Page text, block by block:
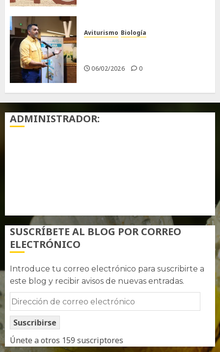
Aviturismo Biología
06/02/2026 0
ADMINISTRADOR:
SUSCRÍBETE AL BLOG POR CORREO
ELECTRÓNICO
Introduce tu correo electrónico para suscribirte a
este blog y recibir avisos de nuevas entradas.
Dirección
de
correo
electrónico
Suscribirse
Únete a otros 159 suscriptores